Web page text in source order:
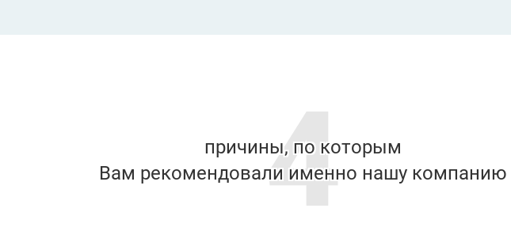
4
причины, по которым
Вам рекомендовали именно нашу компанию